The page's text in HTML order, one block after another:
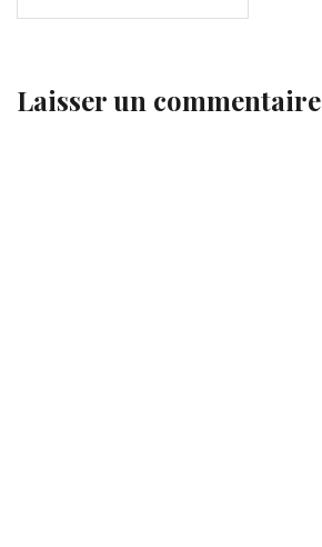
Laisser un commentaire